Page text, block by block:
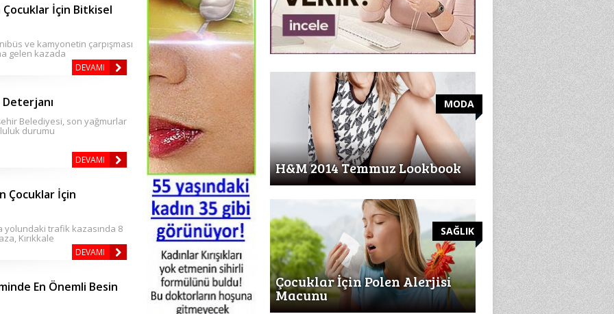
Çocuklar İçin Bitkisel
ve kamyonetin çarpışması
gelen kazada
DEVAMI
Belediyesi, son yağmurlar
durumu
DEVAMI
Çocuklar İçin
yolundaki trafik kazasında 8
Kırıkkale
DEVAMI
En Önemli Besin
MODA
H&M 2014 Temmuz Lookbook
SAĞLIK
Çocuklar İçin Polen Alerjisi
Macunu